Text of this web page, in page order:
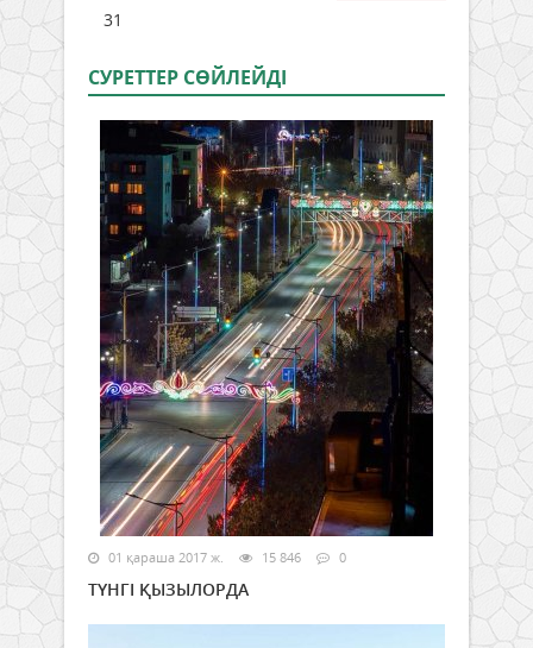
31
СУРЕТТЕР СӨЙЛЕЙДI
01 қараша 2017 ж. 15 846 0
ТҮНГІ ҚЫЗЫЛОРДА